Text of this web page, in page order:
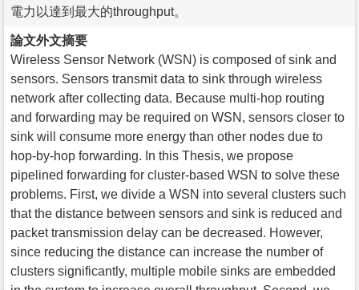
電力以達到最大的throughput。
論文外文摘要
Wireless Sensor Network (WSN) is composed of sink and
sensors. Sensors transmit data to sink through wireless
network after collecting data. Because multi-hop routing
and forwarding may be required on WSN, sensors closer to
sink will consume more energy than other nodes due to
hop-by-hop forwarding. In this Thesis, we propose
pipelined forwarding for cluster-based WSN to solve these
problems. First, we divide a WSN into several clusters such
that the distance between sensors and sink is reduced and
packet transmission delay can be decreased. However,
since reducing the distance can increase the number of
clusters significantly, multiple mobile sinks are embedded